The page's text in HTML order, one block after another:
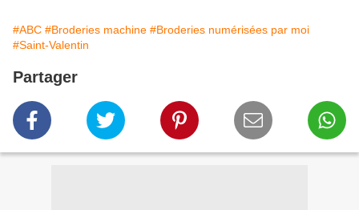
#ABC #Broderies machine #Broderies numérisées par moi
#Saint-Valentin
Partager